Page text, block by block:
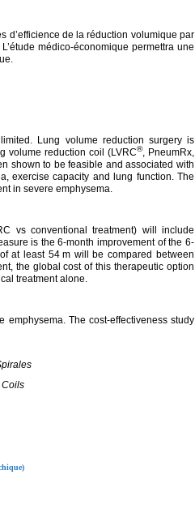
d’efficience de la réduction volumique par
médico-économique permettra une
Lung volume reduction surgery is
volume reduction coil (LVRC®, PneumRx,
shown to be feasible and associated with
exercise capacity and lung function. The
in severe emphysema.
vs conventional treatment) will include
is the 6-month improvement of the 6-
at least 54 m will be compared between
the global cost of this therapeutic option
treatment alone.
The cost-effectiveness study
Coils